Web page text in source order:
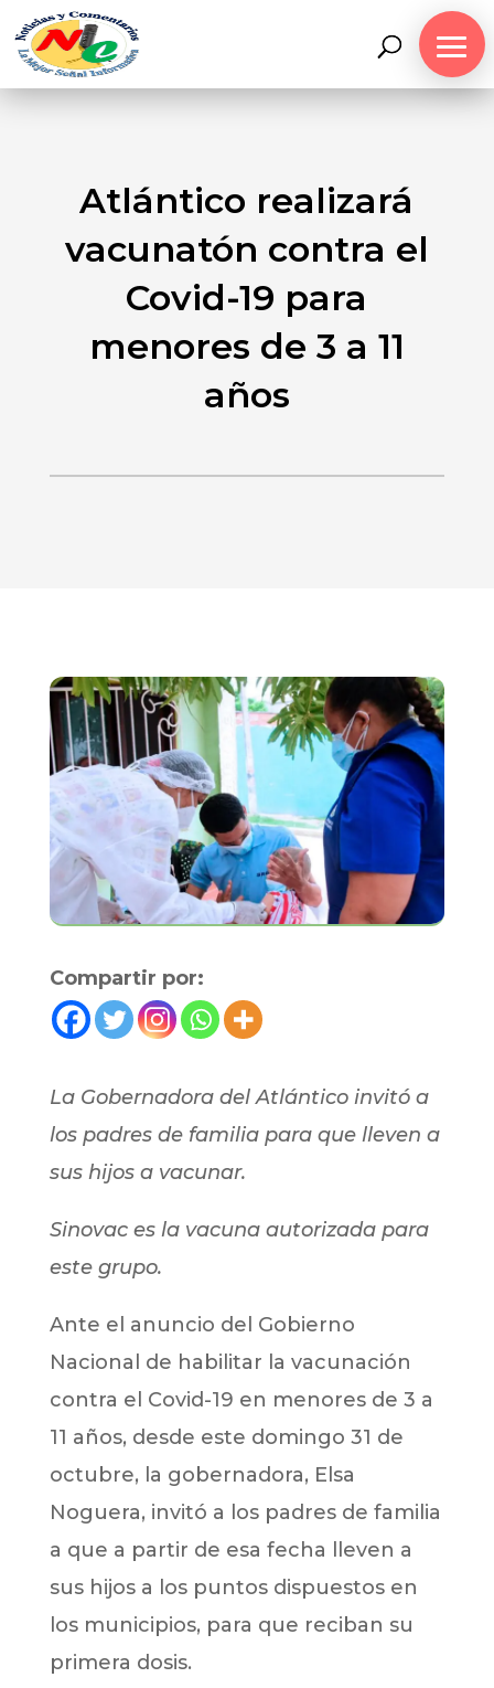
Atlántico realizará
vacunatón contra el
Covid-19 para
menores de 3 a 11
años
Compartir por:
La Gobernadora del Atlántico invitó a
los padres de familia para que lleven a
sus hijos a vacunar.
Sinovac es la vacuna autorizada para
este grupo.
Ante el anuncio del Gobierno
Nacional de habilitar la vacunación
contra el Covid-19 en menores de 3 a
11 años, desde este domingo 31 de
octubre, la gobernadora, Elsa
Noguera, invitó a los padres de familia
a que a partir de esa fecha lleven a
sus hijos a los puntos dispuestos en
los municipios, para que reciban su
primera dosis.